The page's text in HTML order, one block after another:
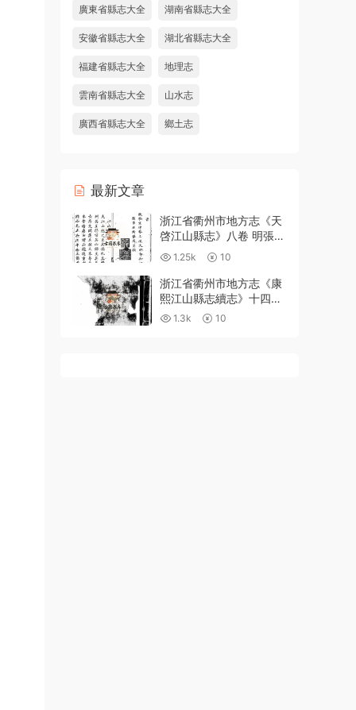
廣東省縣志大全 湖南省縣志大全
安徽省縣志大全 湖北省縣志大全
福建省縣志大全 地理志
雲南省縣志大全 山水志
廣西省縣志大全 鄉土志
最新文章
浙江省衢州市地方志《天
啓江山縣志》八卷 明張鳳
翼 徐日葵纂修PDF高清電
子版下載
1.25k 10
浙江省衢州市地方志《康
熙江山縣志續志》十四卷
附錄一卷 清汪浩修 宋俊
1.3k 10